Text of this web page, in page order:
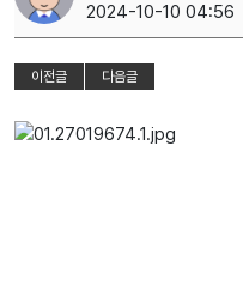
2024-10-10 04:56
이전글 다음글